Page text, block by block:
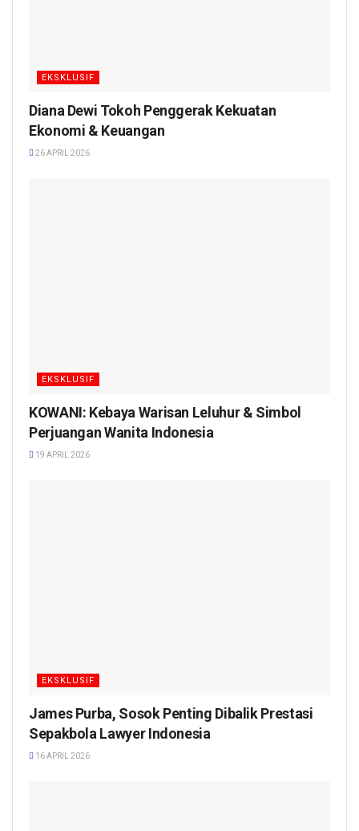
EKSKLUSIF
Diana Dewi Tokoh Penggerak Kekuatan
Ekonomi & Keuangan
26 APRIL 2026
EKSKLUSIF
KOWANI: Kebaya Warisan Leluhur & Simbol
Perjuangan Wanita Indonesia
19 APRIL 2026
EKSKLUSIF
James Purba, Sosok Penting Dibalik Prestasi
Sepakbola Lawyer Indonesia
16 APRIL 2026